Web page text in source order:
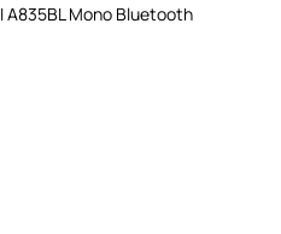
A835BL Mono Bluetooth